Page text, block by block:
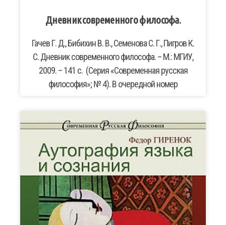
Дневник современного философа.
Гачев Г. Д., Бибихин В. В., Семенова С. Г., Пигров К.
С. Дневник современного философа. – М.: МГИУ,
2009. – 141 с. (Серия «Современная русская
философия»; № 4). В очередной номер